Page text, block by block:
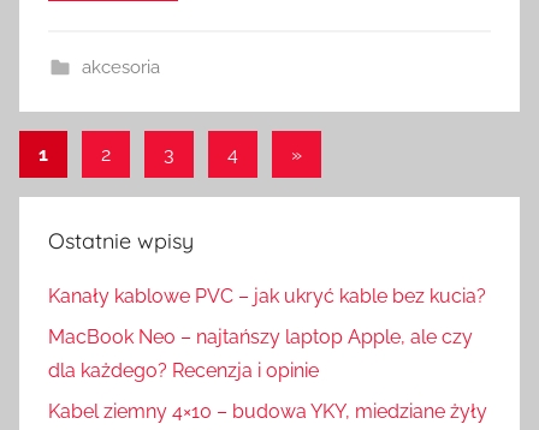
akcesoria
Stronicowanie
wpisów
1 2 3 4
Następne
»
Ostatnie wpisy
Kanały kablowe PVC – jak ukryć kable bez kucia?
MacBook Neo – najtańszy laptop Apple, ale czy
dla każdego? Recenzja i opinie
Kabel ziemny 4×10 – budowa YKY, miedziane żyły